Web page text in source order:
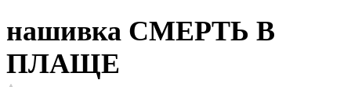
нашивка СМЕРТЬ В
ПЛАЩЕ